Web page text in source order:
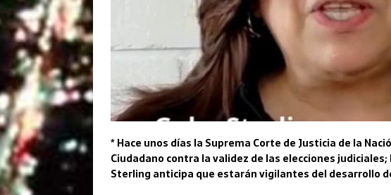
* Hace unos días la Suprema Corte de Justicia de la
Ciudadano contra la validez de las elecciones
Sterling anticipa que estarán vigilantes del desarrollo